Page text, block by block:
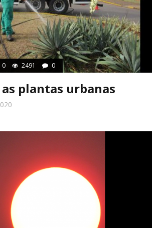
0 2491 0
plantas urbanas